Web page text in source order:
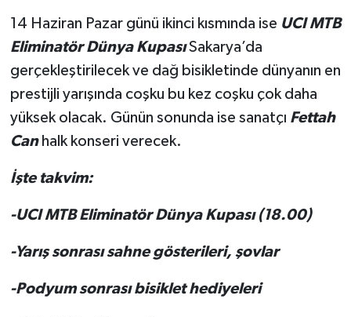
14 Haziran Pazar günü ikinci kısmında ise UCI MTB
Eliminatör Dünya KupasıSakarya’da
gerçekleştirilecek ve dağ bisikletinde dünyanın en
prestijli yarışında coşku bu kez coşku çok daha
yüksek olacak. Günün sonunda ise sanatçı Fettah
Can halk konseri verecek.
İşte takvim:
-UCI MTB Eliminatör Dünya Kupası (18.00)
-Yarış sonrası sahne gösterileri, şovlar
-Podyum sonrası bisiklet hediyeleri